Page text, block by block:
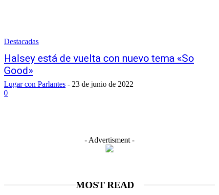
Destacadas
Halsey está de vuelta con nuevo tema «So
Good»
Lugar con Parlantes - 23 de junio de 2022
0
- Advertisment -
MOST READ